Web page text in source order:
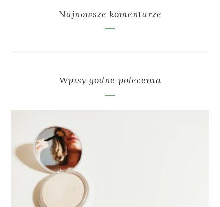
Najnowsze komentarze
Wpisy godne polecenia